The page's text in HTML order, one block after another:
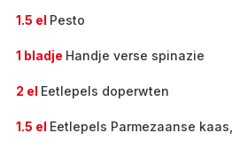
1.5 el Pesto
1 bladje Handje verse spinazie
2 el Eetlepels doperwten
1.5 el Eetlepels Parmezaanse